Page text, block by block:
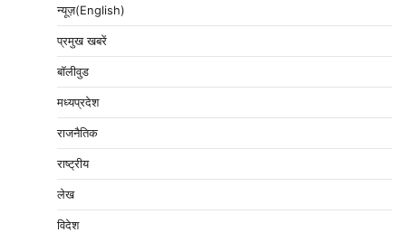
न्यूज़(English)
प्रमुख खबरें
बॉलीवुड
मध्यप्रदेश
राजनैतिक
राष्ट्रीय
लेख
विदेश